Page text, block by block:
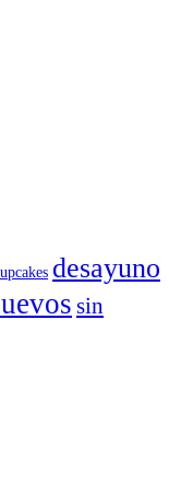
desayuno
sin